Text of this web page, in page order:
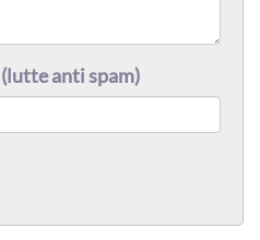
(lutte anti spam)